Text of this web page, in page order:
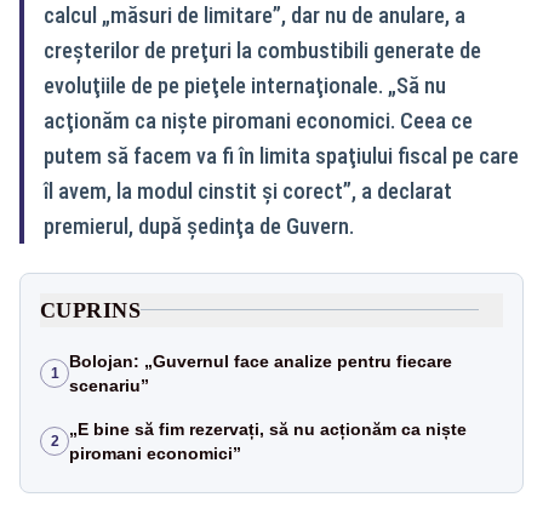
calcul „măsuri de limitare”, dar nu de anulare, a
creşterilor de preţuri la combustibili generate de
evoluţiile de pe pieţele internaţionale. „Să nu
acţionăm ca nişte piromani economici. Ceea ce
putem să facem va fi în limita spaţiului fiscal pe care
îl avem, la modul cinstit şi corect”, a declarat
premierul, după şedinţa de Guvern.
CUPRINS
1
Bolojan: „Guvernul face analize pentru fiecare
scenariu”
2
„E bine să fim rezervați, să nu acționăm ca niște
piromani economici”